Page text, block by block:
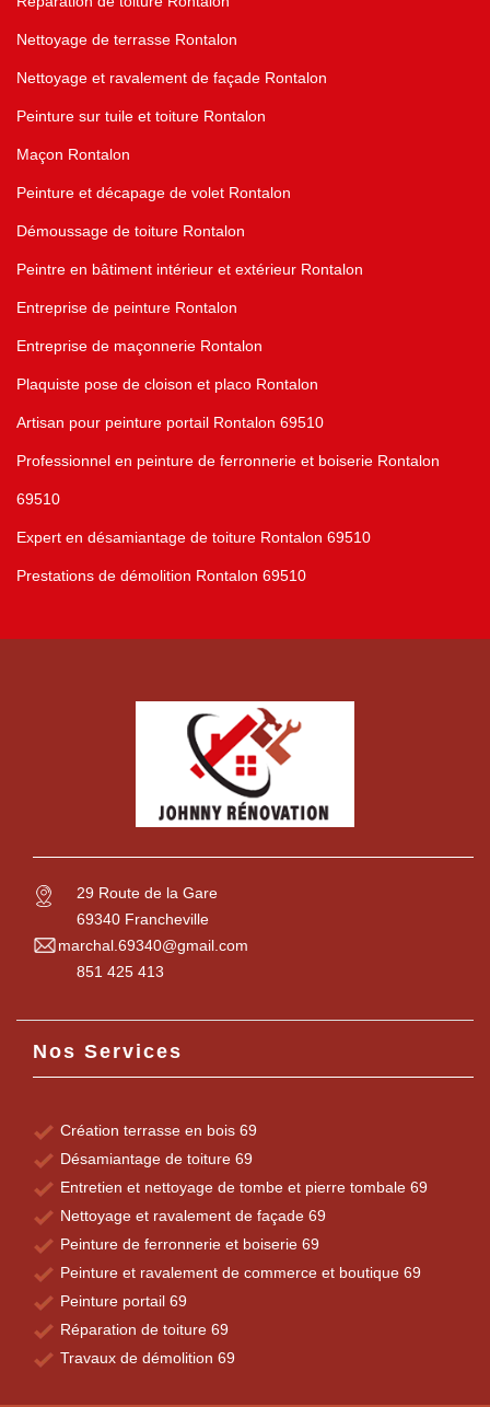
Nettoyage de terrasse Rontalon
Nettoyage et ravalement de façade Rontalon
Peinture sur tuile et toiture Rontalon
Maçon Rontalon
Peinture et décapage de volet Rontalon
Démoussage de toiture Rontalon
Peintre en bâtiment intérieur et extérieur Rontalon
Entreprise de peinture Rontalon
Entreprise de maçonnerie Rontalon
Plaquiste pose de cloison et placo Rontalon
Artisan pour peinture portail Rontalon 69510
Professionnel en peinture de ferronnerie et boiserie Rontalon
69510
Expert en désamiantage de toiture Rontalon 69510
Prestations de démolition Rontalon 69510
29 Route de la Gare
69340 Francheville
marchal.69340@gmail.com
851 425 413
Nos Services
Création terrasse en bois 69
Désamiantage de toiture 69
Entretien et nettoyage de tombe et pierre tombale 69
Nettoyage et ravalement de façade 69
Peinture de ferronnerie et boiserie 69
Peinture et ravalement de commerce et boutique 69
Peinture portail 69
Réparation de toiture 69
Travaux de démolition 69